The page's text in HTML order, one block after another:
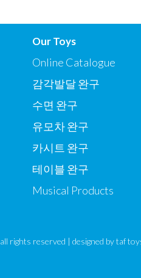
Our Toys
Online Catalogue
감각발달 완구
수면 완구
유모차 완구
카시트 완구
테이블 완구
Musical Products
rights reserved | designed bytaf